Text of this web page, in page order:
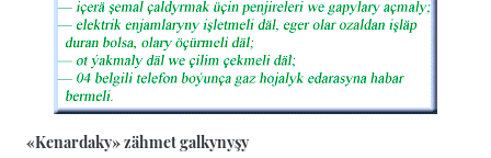
«Kenardaky» zähmet galkynyşy